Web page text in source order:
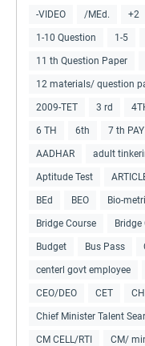
-VIDEO /MEd. +2
1-10 Question 1-5
11 th Question Paper
12 materials/ question
2009-TET 3 rd
6 TH 6th 7 th PAY
AADHAR adult
Aptitude Test
BEd BEO Bio-
Bridge Course Bridge
Budget Bus Pass
centerl govt employee
CEO/DEO CET
Chief Minister Talent
CM CELL/RTI CM/